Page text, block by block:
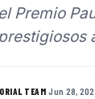
el Premio
TEAM·Jun 28,